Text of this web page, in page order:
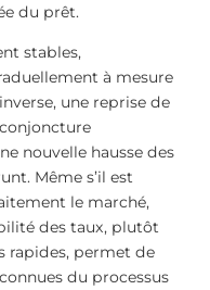
du prêt.
stables,
à mesure
une reprise de
nouvelle hausse des
Même s’il est
le marché,
des taux, plutôt
rapides, permet de
du processus